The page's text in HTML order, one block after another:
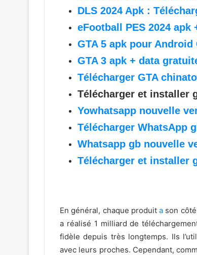
DLS 2024 Apk :
eFootball PES 2024 apk
GTA 5 apk pour
GTA 3 apk + data
Télécharger GTA
Télécharger et installer
Yowhatsapp nouvelle
Télécharger WhatsApp
Whatsapp gb nouvelle
Télécharger et installer
En général, chaque produita son
a réalisé 1 milliard de
fidèle depuis très longtemps. Ils
avec leurs proches. Cependant,